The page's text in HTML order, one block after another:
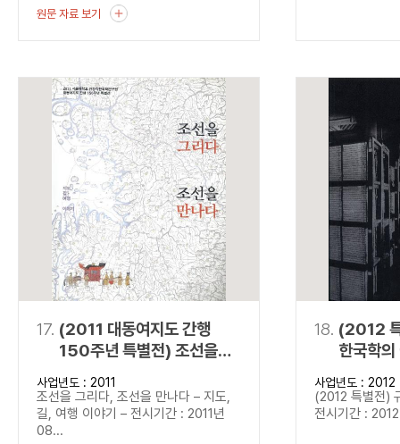
원문 자료 보기
17. (2011 대동여지도 간행
150주년 특별전) 조선을
그리다, 조선을 만나다
사업년도 : 2011
조선을 그리다, 조선을 만나다 – 지도,
길, 여행 이야기 – 전시기간 : 2011년
08...
18. (2012
한국학의
사업년도 : 2012
(2012 특별전)
전시기간 :